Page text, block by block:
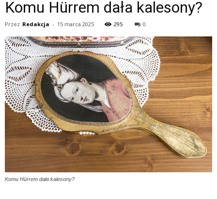
Komu Hürrem dała kalesony?
Przez Redakcja - 15 marca 2025 295 0
Komu Hürrem dała kalesony?